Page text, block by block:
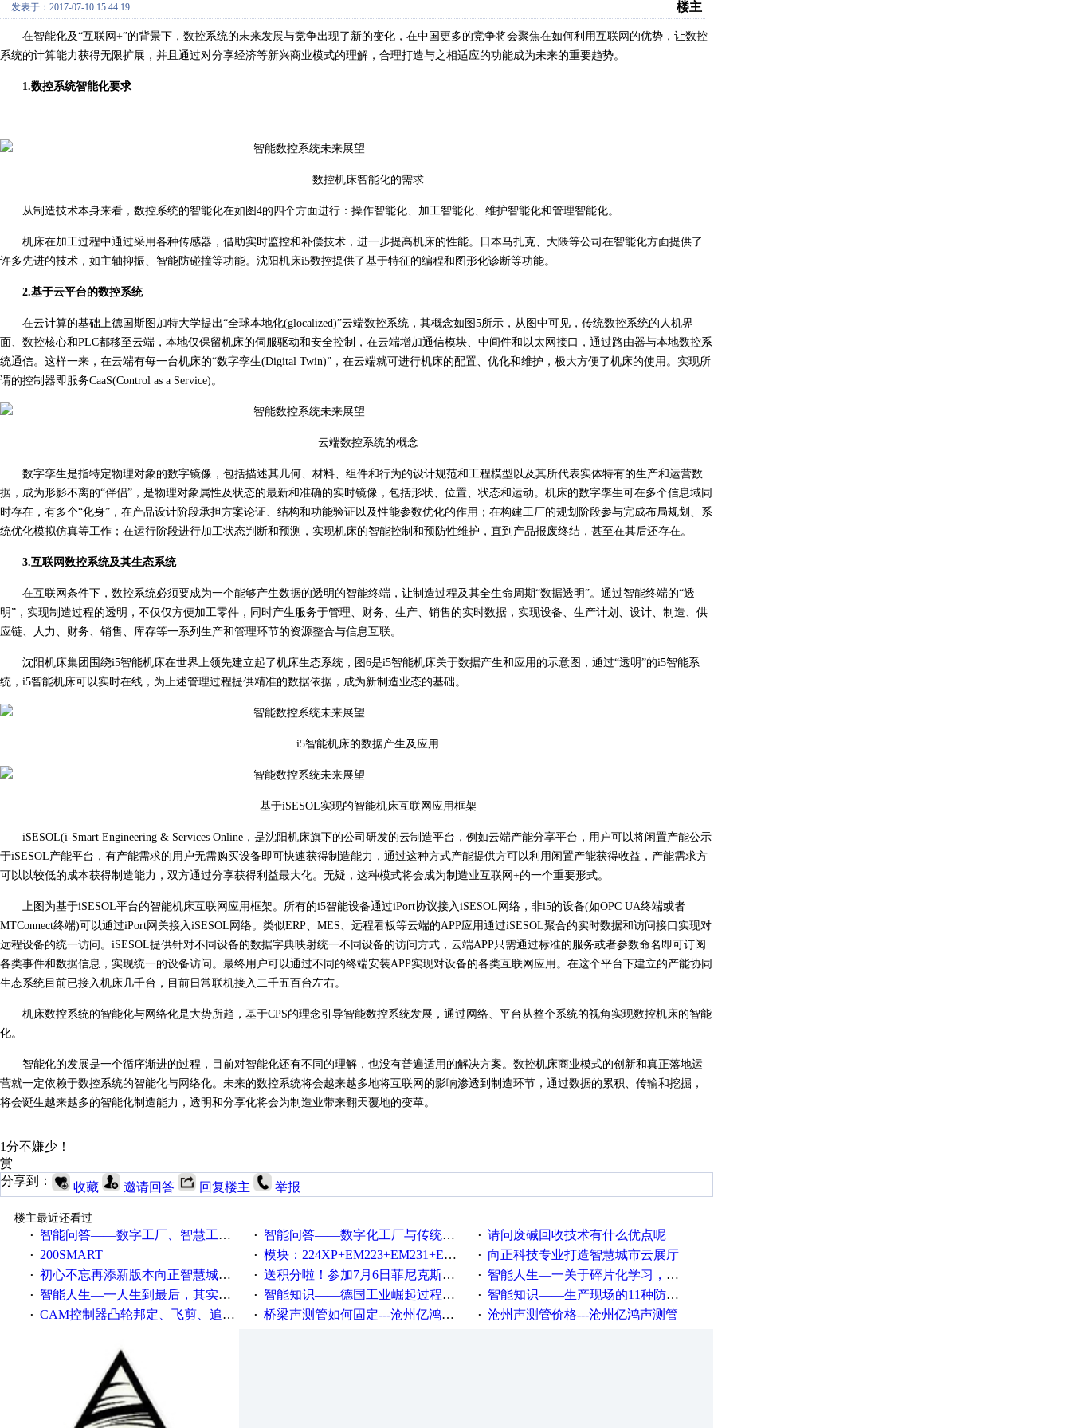
发表于：2017-07-10 15:44:19 楼主
在智能化及“互联网+”的背景下，数控系统的未来发展与竞争出现了新的变化，在中国更多的竞争将会聚焦在如何利用互联网的优势，让数控
系统的计算能力获得无限扩展，并且通过对分享经济等新兴商业模式的理解，合理打造与之相适应的功能成为未来的重要趋势。
1.数控系统智能化要求
数控机床智能化的需求
从制造技术本身来看，数控系统的智能化在如图4的四个方面进行：操作智能化、加工智能化、维护智能化和管理智能化。
机床在加工过程中通过采用各种传感器，借助实时监控和补偿技术，进一步提高机床的性能。日本马扎克、大隈等公司在智能化方面提供了
许多先进的技术，如主轴抑振、智能防碰撞等功能。沈阳机床i5数控提供了基于特征的编程和图形化诊断等功能。
2.基于云平台的数控系统
在云计算的基础上德国斯图加特大学提出“全球本地化(glocalized)”云端数控系统，其概念如图5所示，从图中可见，传统数控系统的人机界
面、数控核心和PLC都移至云端，本地仅保留机床的伺服驱动和安全控制，在云端增加通信模块、中间件和以太网接口，通过路由器与本地数控系
统通信。这样一来，在云端有每一台机床的“数字孪生(Digital Twin)”，在云端就可进行机床的配置、优化和维护，极大方便了机床的使用。实现所
谓的控制器即服务CaaS(Control as a Service)。
云端数控系统的概念
数字孪生是指特定物理对象的数字镜像，包括描述其几何、材料、组件和行为的设计规范和工程模型以及其所代表实体特有的生产和运营数
据，成为形影不离的“伴侣”，是物理对象属性及状态的最新和准确的实时镜像，包括形状、位置、状态和运动。机床的数字孪生可在多个信息域同
时存在，有多个“化身”，在产品设计阶段承担方案论证、结构和功能验证以及性能参数优化的作用；在构建工厂的规划阶段参与完成布局规划、系
统优化模拟仿真等工作；在运行阶段进行加工状态判断和预测，实现机床的智能控制和预防性维护，直到产品报废终结，甚至在其后还存在。
3.互联网数控系统及其生态系统
在互联网条件下，数控系统必须要成为一个能够产生数据的透明的智能终端，让制造过程及其全生命周期“数据透明”。通过智能终端的“透
明”，实现制造过程的透明，不仅仅方便加工零件，同时产生服务于管理、财务、生产、销售的实时数据，实现设备、生产计划、设计、制造、供
应链、人力、财务、销售、库存等一系列生产和管理环节的资源整合与信息互联。
沈阳机床集团围绕i5智能机床在世界上领先建立起了机床生态系统，图6是i5智能机床关于数据产生和应用的示意图，通过“透明”的i5智能系
统，i5智能机床可以实时在线，为上述管理过程提供精准的数据依据，成为新制造业态的基础。
i5智能机床的数据产生及应用
基于iSESOL实现的智能机床互联网应用框架
iSESOL(i-Smart Engineering & Services Online，是沈阳机床旗下的公司研发的云制造平台，例如云端产能分享平台，用户可以将闲置产能公示
于iSESOL产能平台，有产能需求的用户无需购买设备即可快速获得制造能力，通过这种方式产能提供方可以利用闲置产能获得收益，产能需求方
可以以较低的成本获得制造能力，双方通过分享获得利益最大化。无疑，这种模式将会成为制造业互联网+的一个重要形式。
上图为基于iSESOL平台的智能机床互联网应用框架。所有的i5智能设备通过iPort协议接入iSESOL网络，非i5的设备(如OPC UA终端或者
MTConnect终端)可以通过iPort网关接入iSESOL网络。类似ERP、MES、远程看板等云端的APP应用通过iSESOL聚合的实时数据和访问接口实现对
远程设备的统一访问。iSESOL提供针对不同设备的数据字典映射统一不同设备的访问方式，云端APP只需通过标准的服务或者参数命名即可订阅
各类事件和数据信息，实现统一的设备访问。最终用户可以通过不同的终端安装APP实现对设备的各类互联网应用。在这个平台下建立的产能协同
生态系统目前已接入机床几千台，目前日常联机接入二千五百台左右。
机床数控系统的智能化与网络化是大势所趋，基于CPS的理念引导智能数控系统发展，通过网络、平台从整个系统的视角实现数控机床的智能
化。
智能化的发展是一个循序渐进的过程，目前对智能化还有不同的理解，也没有普遍适用的解决方案。数控机床商业模式的创新和真正落地运
营就一定依赖于数控系统的智能化与网络化。未来的数控系统将会越来越多地将互联网的影响渗透到制造环节，通过数据的累积、传输和挖掘，
将会诞生越来越多的智能化制造能力，透明和分享化将会为制造业带来翻天覆地的变革。
1分不嫌少！
赏
分享到：
收藏 邀请回答 回复楼主 举报
楼主最近还看过
·
智能问答——数字工厂、智慧工厂和智能制造三者的区别是什么？ · 智能问答——数字化工厂与传统工厂的差别体现在哪里？ · 请问废碱回收技术有什么优点呢
· 200SMART · 模块：224XP+EM223+EM231+EM235+EM232+EM232怎么用以太网通讯？ · 向正科技专业打造智慧城市云展厅
· 初心不忘再添新版本向正智慧城市云展厅3.0版亮相 · 送积分啦！参加7月6日菲尼克斯在线研讨会即得 · 智能人生—一关于碎片化学习，看这一篇就够了！
· 智能人生—一人生到最后，其实拼的都是人品 · 智能知识——德国工业崛起过程中不得不提的10个关键词 · 智能知识——生产现场的11种防错！(1)
· CAM控制器凸轮邦定、飞剪、追剪等C功能块 · 桥梁声测管如何固定---沧州亿鸿声测管 · 沧州声测管价格---沧州亿鸿声测管​